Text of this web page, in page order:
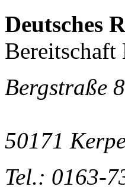
Deutsches
Bereitschaft
Bergstraße 8
50171
Tel.: 0163-